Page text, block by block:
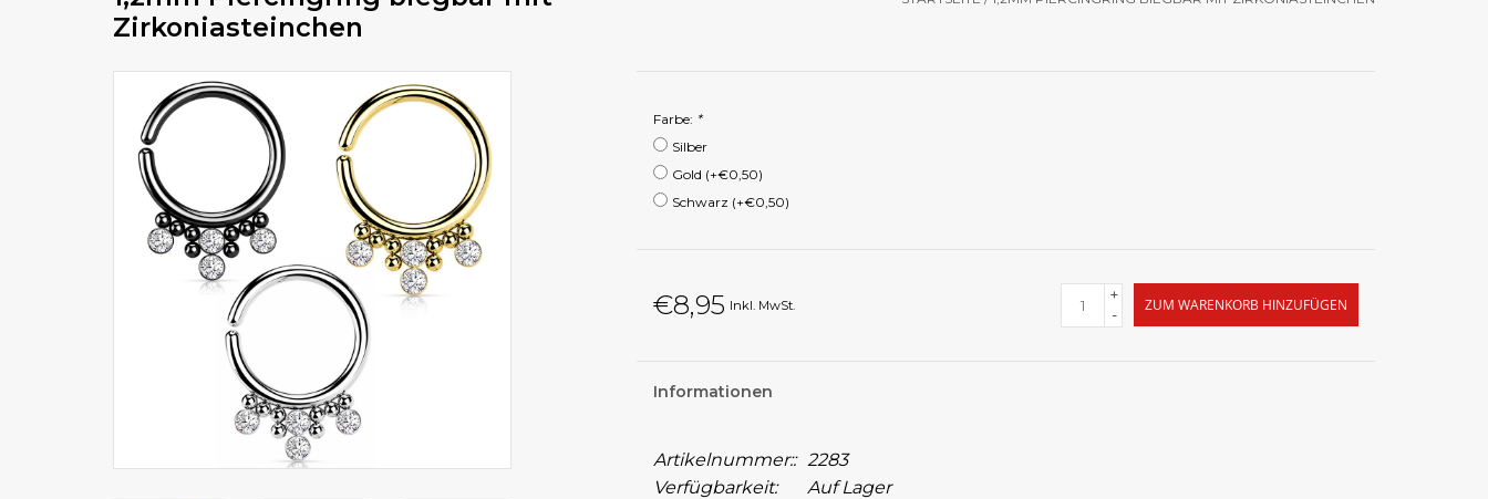
Zirkoniasteinchen
Farbe: *
Silber
Gold (+€0,50)
Schwarz (+€0,50)
€8,95 Inkl. MwSt.
+
-
ZUM WARENKORB HINZUFÜGEN
Informationen
Artikelnummer:: 2283
Verfügbarkeit:
Auf Lager